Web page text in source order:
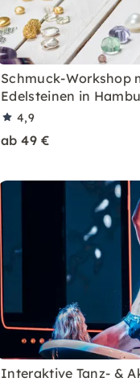
Schmuck-Workshop
Edelsteinen in
4,9
ab 49 €
Interaktive Tanz- &